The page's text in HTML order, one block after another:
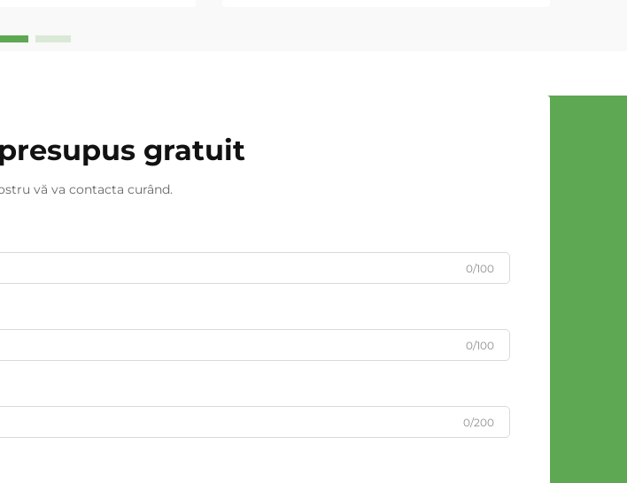
gratuit
vă va contacta curând.
0/100
0/100
0/200